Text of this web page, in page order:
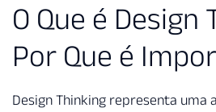
O Que é Design
Por Que é
Design Thinking representa uma